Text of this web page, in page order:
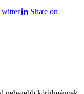
Share on